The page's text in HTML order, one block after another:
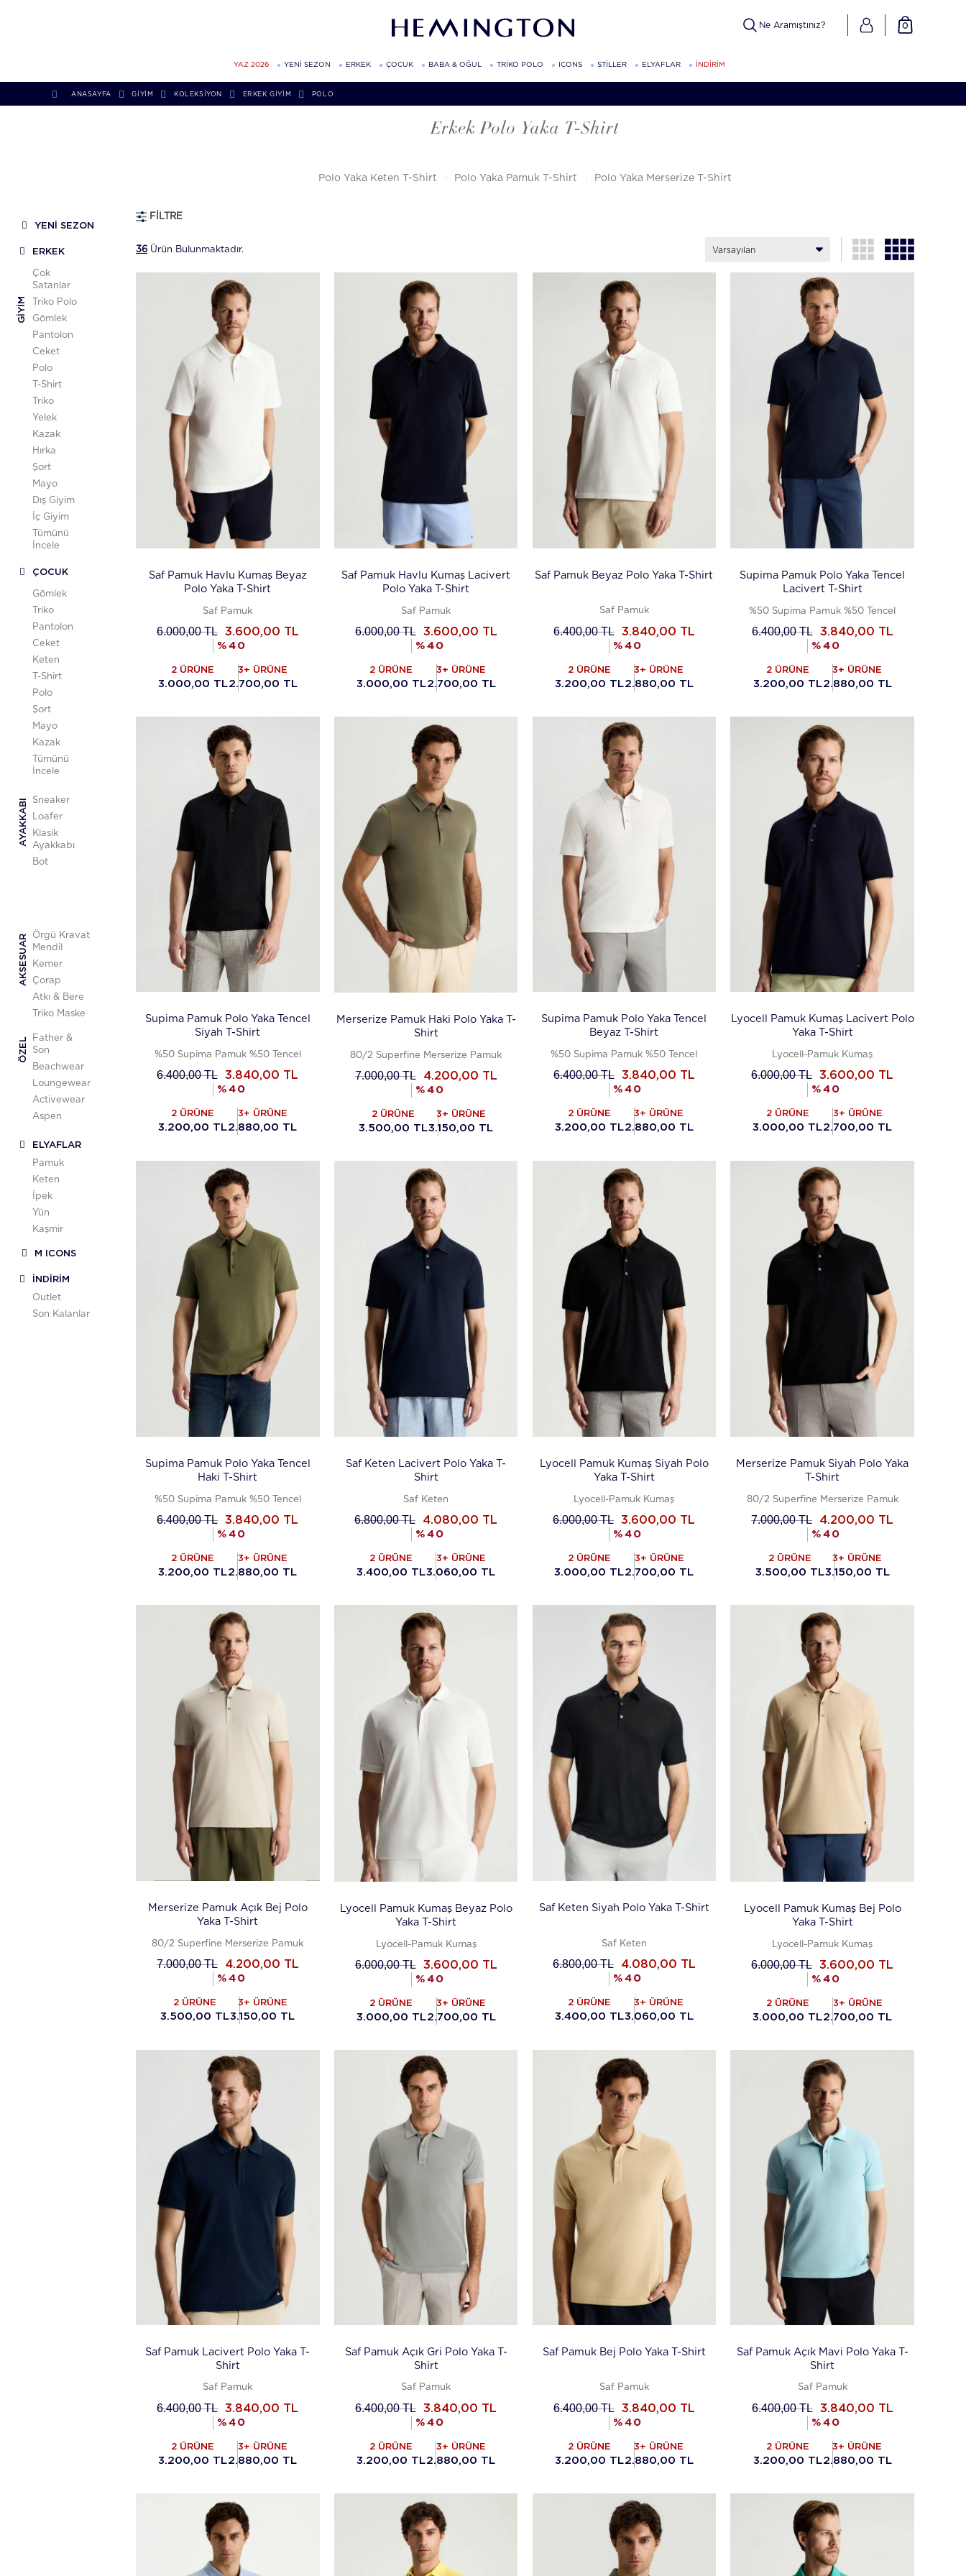
0
YAZ 2026 YENİ SEZON ERKEK ÇOCUK BABA & OĞUL TRİKO POLO ICONS STİLLER ELYAFLAR İNDİRİM
ANASAYFA GİYİM KOLEKSIYON ERKEK GIYIM POLO
YENİ SEZON
ERKEK
GIYIM
Çok
Satanlar
Triko Polo
Gömlek
Pantolon
Ceket
Polo
T-Shirt
Triko
Yelek
Kazak
Hırka
Şort
Mayo
Dış Giyim
İç Giyim
Tümünü
İncele
ÇOCUK
Gömlek
Triko
Pantolon
Ceket
Keten
T-Shirt
Polo
Şort
Mayo
Kazak
Tümünü
İncele
AYAKKABI
Sneaker
Loafer
Klasik
Ayakkabı
Bot
AKSESUAR
Örgü Kravat
Mendil
Kemer
Çorap
Atkı & Bere
Triko Maske
ÖZEL
Father &
Son
Beachwear
Loungewear
Activewear
Aspen
ELYAFLAR
Pamuk
Keten
İpek
Yün
Kaşmir
M ICONS
İNDİRİM
Outlet
Son Kalanlar
Erkek Polo Yaka T-Shirt
Polo Yaka Keten T-Shirt Polo Yaka Pamuk T-Shirt Polo Yaka Merserize T-Shirt
FILTRE
36 Ürün Bulunmaktadır. Varsayılan
Saf Pamuk Havlu Kumaş Beyaz
Polo Yaka T-Shirt
Saf Pamuk
6.000,00TL 3.600,00 TL
% 40
2 ÜRÜNE
3.000,00 TL
3+ ÜRÜNE
2.700,00 TL
Saf Pamuk Havlu Kumaş Lacivert
Polo Yaka T-Shirt
Saf Pamuk
6.000,00TL 3.600,00 TL
% 40
2 ÜRÜNE
3.000,00 TL
3+ ÜRÜNE
2.700,00 TL
Saf Pamuk Beyaz Polo Yaka T-Shirt
Saf Pamuk
6.400,00TL 3.840,00 TL
%40
2 ÜRÜNE
3.200,00 TL
3+ ÜRÜNE
2.880,00 TL
Supima Pamuk Polo Yaka Tencel
Lacivert T-Shirt
%50 Supima Pamuk %50 Tencel
6.400,00TL 3.840,00 TL
%40
2 ÜRÜNE
3.200,00 TL
3+ ÜRÜNE
2.880,00 TL
Supima Pamuk Polo Yaka Tencel
Siyah T-Shirt
%50 Supima Pamuk %50 Tencel
6.400,00TL 3.840,00 TL
% 40
2 ÜRÜNE
3.200,00 TL
3+ ÜRÜNE
2.880,00 TL
Merserize Pamuk Haki Polo Yaka T-
Shirt
80/2 Superfine Merserize Pamuk
7.000,00TL 4.200,00 TL
% 40
2 ÜRÜNE
3.500,00 TL
3+ ÜRÜNE
3.150,00 TL
Supima Pamuk Polo Yaka Tencel
Beyaz T-Shirt
%50 Supima Pamuk %50 Tencel
6.400,00TL 3.840,00 TL
%40
2 ÜRÜNE
3.200,00 TL
3+ ÜRÜNE
2.880,00 TL
Lyocell Pamuk Kumaş Lacivert Polo
Yaka T-Shirt
Lyocell-Pamuk Kumaş
6.000,00TL 3.600,00 TL
%40
2 ÜRÜNE
3.000,00 TL
3+ ÜRÜNE
2.700,00 TL
Supima Pamuk Polo Yaka Tencel
Haki T-Shirt
%50 Supima Pamuk %50 Tencel
6.400,00TL 3.840,00 TL
% 40
2 ÜRÜNE
3.200,00 TL
3+ ÜRÜNE
2.880,00 TL
Saf Keten Lacivert Polo Yaka T-
Shirt
Saf Keten
6.800,00TL 4.080,00 TL
% 40
2 ÜRÜNE
3.400,00 TL
3+ ÜRÜNE
3.060,00 TL
Lyocell Pamuk Kumaş Siyah Polo
Yaka T-Shirt
Lyocell-Pamuk Kumaş
6.000,00TL 3.600,00 TL
%40
2 ÜRÜNE
3.000,00 TL
3+ ÜRÜNE
2.700,00 TL
Merserize Pamuk Siyah Polo Yaka
T-Shirt
80/2 Superfine Merserize Pamuk
7.000,00TL 4.200,00 TL
%40
2 ÜRÜNE
3.500,00 TL
3+ ÜRÜNE
3.150,00 TL
Merserize Pamuk Açık Bej Polo
Yaka T-Shirt
80/2 Superfine Merserize Pamuk
7.000,00TL 4.200,00 TL
% 40
2 ÜRÜNE
3.500,00 TL
3+ ÜRÜNE
3.150,00 TL
Lyocell Pamuk Kumaş Beyaz Polo
Yaka T-Shirt
Lyocell-Pamuk Kumaş
6.000,00TL 3.600,00 TL
% 40
2 ÜRÜNE
3.000,00 TL
3+ ÜRÜNE
2.700,00 TL
Saf Keten Siyah Polo Yaka T-Shirt
Saf Keten
6.800,00TL 4.080,00 TL
%40
2 ÜRÜNE
3.400,00 TL
3+ ÜRÜNE
3.060,00 TL
Lyocell Pamuk Kumaş Bej Polo
Yaka T-Shirt
Lyocell-Pamuk Kumaş
6.000,00TL 3.600,00 TL
%40
2 ÜRÜNE
3.000,00 TL
3+ ÜRÜNE
2.700,00 TL
Saf Pamuk Lacivert Polo Yaka T-
Shirt
Saf Pamuk
6.400,00TL 3.840,00 TL
% 40
2 ÜRÜNE
3.200,00 TL
3+ ÜRÜNE
2.880,00 TL
Saf Pamuk Açık Gri Polo Yaka T-
Shirt
Saf Pamuk
6.400,00TL 3.840,00 TL
% 40
2 ÜRÜNE
3.200,00 TL
3+ ÜRÜNE
2.880,00 TL
Saf Pamuk Bej Polo Yaka T-Shirt
Saf Pamuk
6.400,00TL 3.840,00 TL
%40
2 ÜRÜNE
3.200,00 TL
3+ ÜRÜNE
2.880,00 TL
Saf Pamuk Açık Mavi Polo Yaka T-
Shirt
Saf Pamuk
6.400,00TL 3.840,00 TL
%40
2 ÜRÜNE
3.200,00 TL
3+ ÜRÜNE
2.880,00 TL